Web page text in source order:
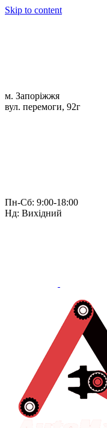
Skip to content
м. Запоріжжя
вул. перемоги, 92г
Пн-Сб: 9:00-18:00
Нд: Вихідний